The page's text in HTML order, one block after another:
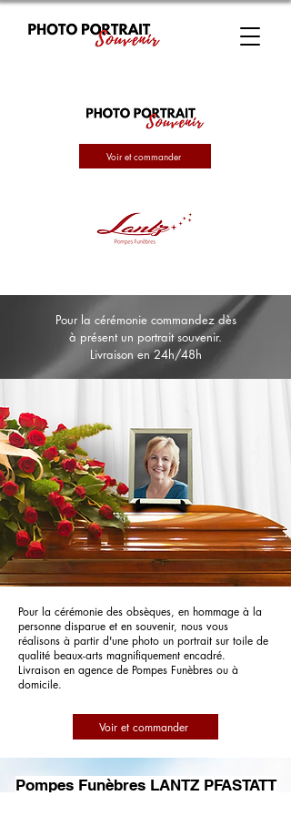
Voir et commander
Pour la cérémonie commandez dès
à présent un portrait souvenir.
Livraison en 24h/48h
Pour la cérémonie des obsèques, en hommage à la
personne disparue et en souvenir, nous vous
réalisons à partir d'une photo un portrait sur toile de
qualité beaux-arts magnifiquement encadré.
Livraison en agence de Pompes Funèbres ou à
domicile.
Voir et commander
Pompes Funèbres LANTZ PFASTATT